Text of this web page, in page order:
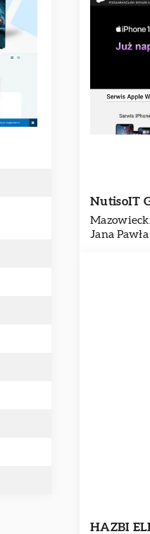
NutisoIT
Jana
HAZBI